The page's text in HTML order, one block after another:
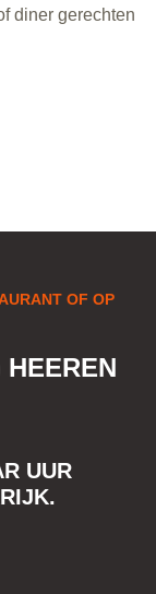
diner gerechten
OF OP
UUR